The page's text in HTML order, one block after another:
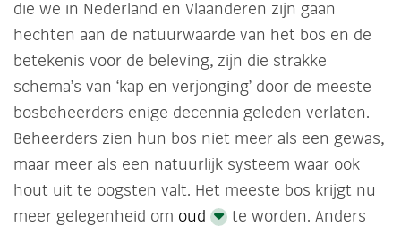
die we in Nederland en Vlaanderen zijn gaan
hechten aan de natuurwaarde van het bos en de
betekenis voor de beleving, zijn die strakke
schema’s van ‘kap en verjonging’ door de meeste
bosbeheerders enige decennia geleden verlaten.
Beheerders zien hun bos niet meer als een gewas,
maar meer als een natuurlijk systeem waar ook
hout uit te oogsten valt. Het meeste bos krijgt nu
meer gelegenheid om oud
te worden. Anders